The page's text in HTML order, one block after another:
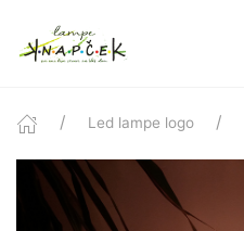
Led lampe logo